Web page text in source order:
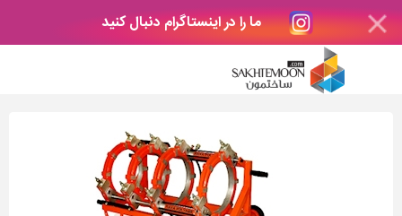
ما را در اینستاگرام دنبال کنید